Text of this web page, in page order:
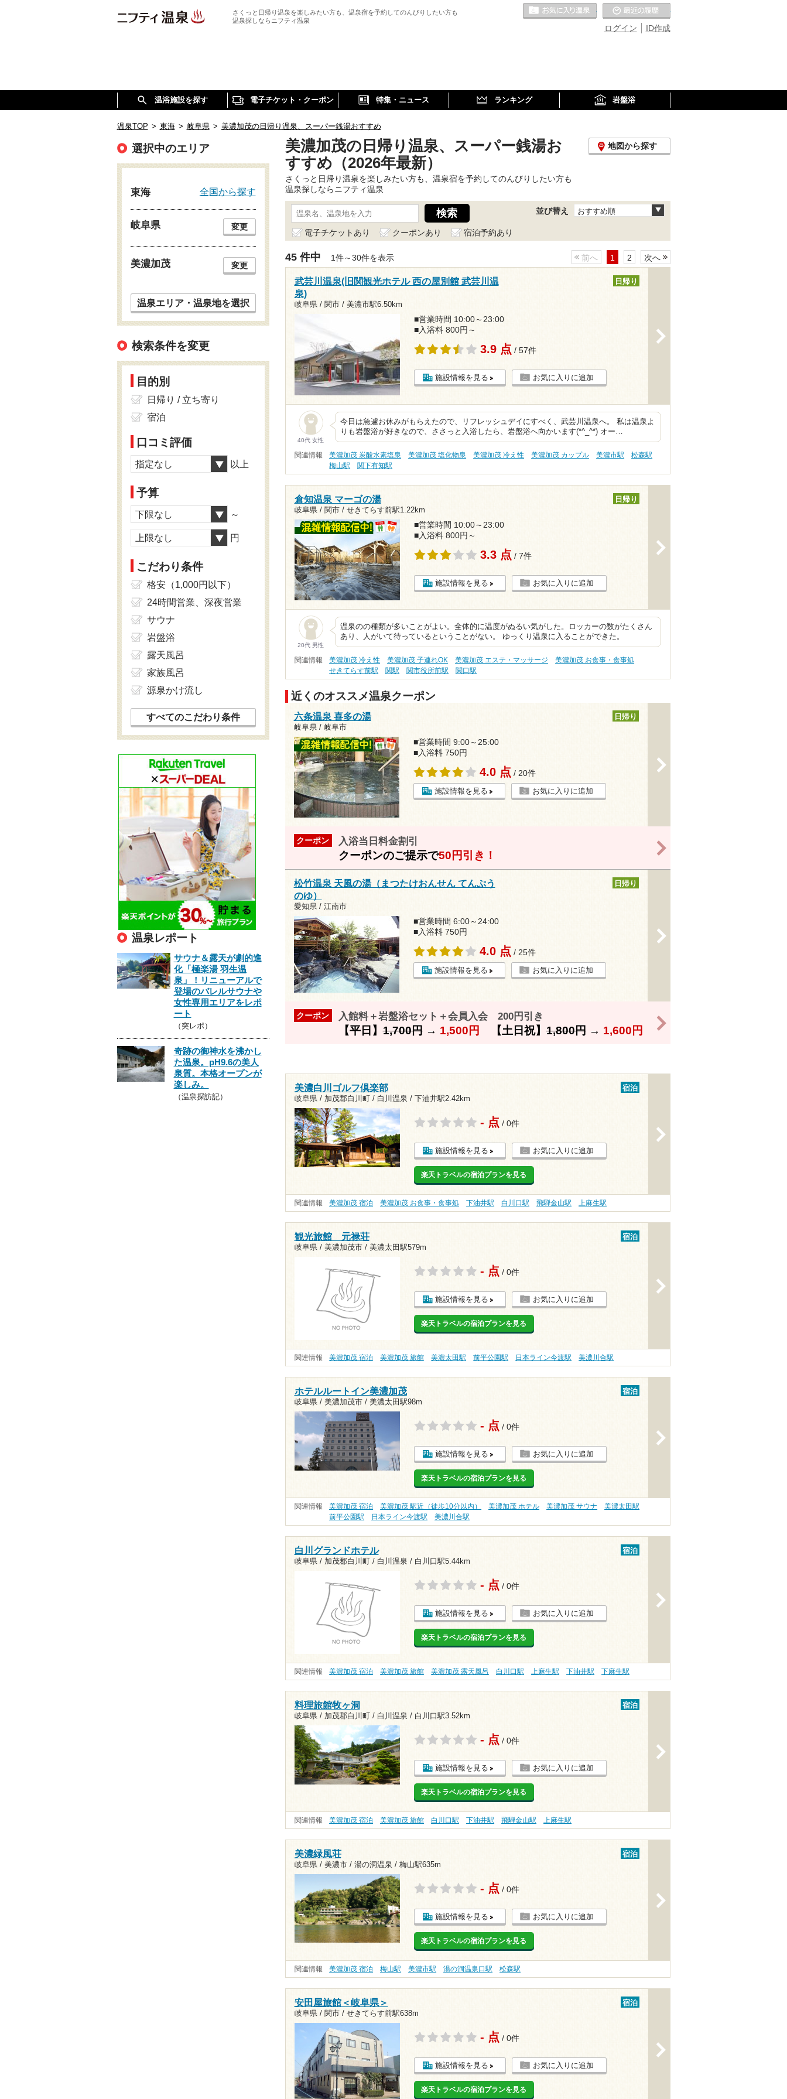
さくっと日帰り温泉を楽しみたい方も、温泉宿を予約してのんびりしたい方も
温泉探しならニフティ温泉
ID作成
ログイン
お気に入りの温泉
温浴施設を探す 電子チケット・クーポン 特集・ニュース ランキング 岩盤浴
温泉TOP > 東海 > 岐阜県 > 美濃加茂の日帰り温泉、スーパー銭湯おすすめ
美濃加茂の日帰り温泉、スーパー銭湯お
すすめ（2026年最新）
地図から探す
さくっと日帰り温泉を楽しみたい方も、温泉宿を予約してのんびりしたい方も
温泉探しならニフティ温泉
並び替え おすすめ順
電子チケットあり クーポンあり 宿泊予約あり
45 件中 1件～30件を表示 前へ 1 2 次へ
武芸川温泉(旧関観光ホテル 西の屋別館 武芸川温
泉)
岐阜県 / 関市 / 美濃市駅6.50km
日帰り
■営業時間 10:00～23:00
■入浴料 800円～
3.9 点 / 57件
施設情報を見る お気に入りに追加
40代 女性
今日は急遽お休みがもらえたので、リフレッシュデイにすべく、武芸川温泉へ。 私は温泉よ
りも岩盤浴が好きなので、ささっと入浴したら、岩盤浴へ向かいます(*^_^*) オー…
関連情報 美濃加茂 炭酸水素塩泉 美濃加茂 塩化物泉 美濃加茂 冷え性 美濃加茂 カップル 美濃市駅
松森駅
梅山駅
関下有知駅
倉知温泉 マーゴの湯
岐阜県 / 関市 / せきてらす前駅1.22km
日帰り
■営業時間 10:00～23:00
■入浴料 800円～
3.3 点 / 7件
施設情報を見る お気に入りに追加
20代 男性
温泉のの種類が多いことがよい。全体的に温度がぬるい気がした。ロッカーの数がたくさん
あり、人がいて待っているということがない。 ゆっくり温泉に入ることができた。
関連情報 美濃加茂 冷え性 美濃加茂 子連れOK 美濃加茂 エステ・マッサージ
美濃加茂 お食事・食事処
せきてらす前駅
関駅 関市役所前駅 関口駅
近くのオススメ温泉クーポン
六条温泉 喜多の湯
岐阜県 / 岐阜市
日帰り
■営業時間 9:00～25:00
■入浴料 750円
4.0 点 / 20件
施設情報を見る お気に入りに追加
クーポン 入浴当日料金割引
クーポンのご提示で50円引き！
松竹温泉 天風の湯（まつたけおんせん てんぷう
のゆ）
愛知県 / 江南市
日帰り
■営業時間 6:00～24:00
■入浴料 750円
4.0 点 / 25件
施設情報を見る お気に入りに追加
クーポン 入館料＋岩盤浴セット＋会員入会 200円引き
【平日】1,700円→ 1,500円 【土日祝】1,800円→ 1,600円
美濃白川ゴルフ倶楽部
岐阜県 / 加茂郡白川町 / 白川温泉 / 下油井駅2.42km
宿泊
- 点 / 0件
施設情報を見る お気に入りに追加
楽天トラベルの宿泊プランを見る
関連情報 美濃加茂 宿泊 美濃加茂 お食事・食事処 下油井駅 白川口駅 飛騨金山駅 上麻生駅
観光旅館 元禄荘
岐阜県 / 美濃加茂市 / 美濃太田駅579m
宿泊
- 点 / 0件
施設情報を見る お気に入りに追加
楽天トラベルの宿泊プランを見る
関連情報 美濃加茂 宿泊 美濃加茂 旅館 美濃太田駅 前平公園駅 日本ライン今渡駅 美濃川合駅
ホテルルートイン美濃加茂
岐阜県 / 美濃加茂市 / 美濃太田駅98m
宿泊
- 点 / 0件
施設情報を見る お気に入りに追加
楽天トラベルの宿泊プランを見る
関連情報 美濃加茂 宿泊 美濃加茂 駅近（徒歩10分以内） 美濃加茂 ホテル 美濃加茂 サウナ
美濃太田駅
前平公園駅
日本ライン今渡駅 美濃川合駅
白川グランドホテル
岐阜県 / 加茂郡白川町 / 白川温泉 / 白川口駅5.44km
宿泊
- 点 / 0件
施設情報を見る お気に入りに追加
楽天トラベルの宿泊プランを見る
関連情報 美濃加茂 宿泊 美濃加茂 旅館 美濃加茂 露天風呂 白川口駅 上麻生駅 下油井駅 下麻生駅
料理旅館牧ヶ洞
岐阜県 / 加茂郡白川町 / 白川温泉 / 白川口駅3.52km
宿泊
- 点 / 0件
施設情報を見る お気に入りに追加
楽天トラベルの宿泊プランを見る
関連情報 美濃加茂 宿泊 美濃加茂 旅館 白川口駅 下油井駅 飛騨金山駅 上麻生駅
美濃緑風荘
岐阜県 / 美濃市 / 湯の洞温泉 / 梅山駅635m
宿泊
- 点 / 0件
施設情報を見る お気に入りに追加
楽天トラベルの宿泊プランを見る
関連情報 美濃加茂 宿泊 梅山駅 美濃市駅 湯の洞温泉口駅 松森駅
安田屋旅館＜岐阜県＞
岐阜県 / 関市 / せきてらす前駅638m
宿泊
- 点 / 0件
施設情報を見る お気に入りに追加
楽天トラベルの宿泊プランを見る
選択中のエリア
東海 全国から探す
岐阜県 変更
美濃加茂 変更
温泉エリア・温泉地を選択
検索条件を変更
目的別
日帰り / 立ち寄り
宿泊
口コミ評価
指定なし 以上
予算
下限なし ～
上限なし 円
こだわり条件
格安（1,000円以下）
24時間営業、深夜営業
サウナ
岩盤浴
露天風呂
家族風呂
源泉かけ流し
すべてのこだわり条件
温泉レポート
サウナ＆露天が劇的進
化「極楽湯 羽生温
泉」！リニューアルで
登場のバレルサウナや
女性専用エリアをレポ
ート
（突レポ）
奇跡の御神水を沸かし
た温泉。pH9.6の美人
泉質。本格オープンが
楽しみ。
（温泉探訪記）